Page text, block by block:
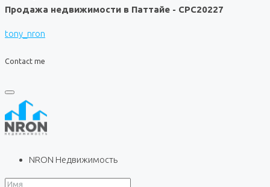
Продажа недвижимости в Паттайе - CPC20227
tony_nron
Contact me
NRON Недвижимость